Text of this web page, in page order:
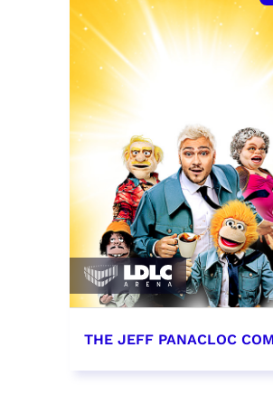
THE JEFF PANACLOC